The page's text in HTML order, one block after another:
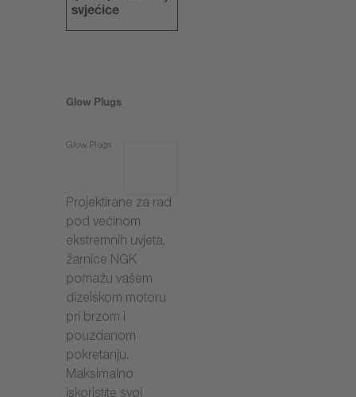
svjećice
Glow Plugs
Glow Plugs
Projektirane za rad
pod većinom
ekstremnih uvjeta,
žarnice NGK
pomažu vašem
dizelskom motoru
pri brzom i
pouzdanom
pokretanju.
Maksimalno